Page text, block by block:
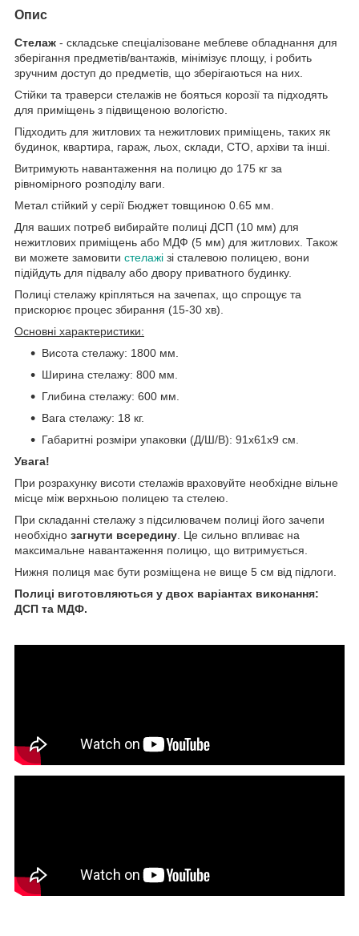
Опис
Стелаж - складське спеціалізоване меблеве обладнання для
зберігання предметів/вантажів, мінімізує площу, і робить
зручним доступ до предметів, що зберігаються на них.
Стійки та траверси стелажів не бояться корозії та підходять
для приміщень з підвищеною вологістю.
Підходить для житлових та нежитлових приміщень, таких як
будинок, квартира, гараж, льох, склади, СТО, архіви та інші.
Витримують навантаження на полицю до 175 кг за
рівномірного розподілу ваги.
Метал стійкий у серії Бюджет товщиною 0.65 мм.
Для ваших потреб вибирайте полиці ДСП (10 мм) для
нежитлових приміщень або МДФ (5 мм) для житлових. Також
ви можете замовити стелажі зі сталевою полицею, вони
підійдуть для підвалу або двору приватного будинку.
Полиці стелажу кріпляться на зачепах, що спрощує та
прискорює процес збирання (15-30 хв).
Основні характеристики:
Висота стелажу: 1800 мм.
Ширина стелажу: 800 мм.
Глибина стелажу: 600 мм.
Вага стелажу: 18 кг.
Габаритні розміри упаковки (Д/Ш/В): 91х61х9 см.
Увага!
При розрахунку висоти стелажів враховуйте необхідне вільне
місце між верхньою полицею та стелею.
При складанні стелажу з підсилювачем полиці його зачепи
необхідно загнути всередину . Це сильно впливає на
максимальне навантаження полицю, що витримується.
Нижня полиця має бути розміщена не вище 5 см від підлоги.
Полиці виготовляються у двох варіантах виконання:
ДСП та МДФ.